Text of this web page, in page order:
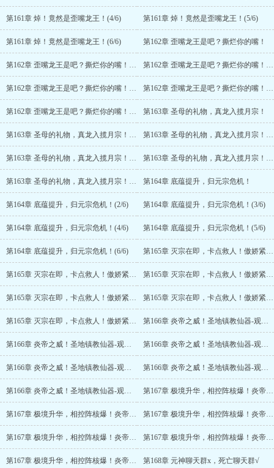
第161章 焯！竟然是歪嘴龙王！(4/6) 第161章 焯！竟然是歪嘴龙王！(5/6)
第161章 焯！竟然是歪嘴龙王！(6/6) 第162章 歪嘴龙王是吧？撕烂你的嘴！
第162章 歪嘴龙王是吧？撕烂你的嘴！(2/6) 第162章 歪嘴龙王是吧？撕烂你的嘴！(3/6)
第162章 歪嘴龙王是吧？撕烂你的嘴！(4/6) 第162章 歪嘴龙王是吧？撕烂你的嘴！(5/6)
第162章 歪嘴龙王是吧？撕烂你的嘴！(6/6) 第163章 圣母的礼物，真龙入揽月宗！
第163章 圣母的礼物，真龙入揽月宗！(2/6) 第163章 圣母的礼物，真龙入揽月宗！(3/6)
第163章 圣母的礼物，真龙入揽月宗！(4/6) 第163章 圣母的礼物，真龙入揽月宗！(5/6)
第163章 圣母的礼物，真龙入揽月宗！(6/6) 第164章 底蕴提升，归元宗危机！
第164章 底蕴提升，归元宗危机！(2/6) 第164章 底蕴提升，归元宗危机！(3/6)
第164章 底蕴提升，归元宗危机！(4/6) 第164章 底蕴提升，归元宗危机！(5/6)
第164章 底蕴提升，归元宗危机！(6/6) 第165章 灭宗在即，卡点救人！傲娇紧随其后
第165章 灭宗在即，卡点救人！傲娇紧随其后(2/6) 第165章 灭宗在即，卡点救人！傲娇紧随其后(3/6)
第165章 灭宗在即，卡点救人！傲娇紧随其后(4/6) 第165章 灭宗在即，卡点救人！傲娇紧随其后(5/6)
第165章 灭宗在即，卡点救人！傲娇紧随其后(6/6) 第166章 炎帝之威！圣地镇教仙器-观天镜！
第166章 炎帝之威！圣地镇教仙器-观天镜！(2/6) 第166章 炎帝之威！圣地镇教仙器-观天镜！(3/6)
第166章 炎帝之威！圣地镇教仙器-观天镜！(4/6) 第166章 炎帝之威！圣地镇教仙器-观天镜！(5/6)
第166章 炎帝之威！圣地镇教仙器-观天镜！(6/6) 第167章 极境升华，相控阵核爆！炎帝无敌路！
第167章 极境升华，相控阵核爆！炎帝无敌路！(2/6) 第167章 极境升华，相控阵核爆！炎帝无敌路！(3/6)
第167章 极境升华，相控阵核爆！炎帝无敌路！(4/6) 第167章 极境升华，相控阵核爆！炎帝无敌路！(5/6)
第167章 极境升华，相控阵核爆！炎帝无敌路！(6/6) 第168章 元神聊天群x，死亡聊天群√